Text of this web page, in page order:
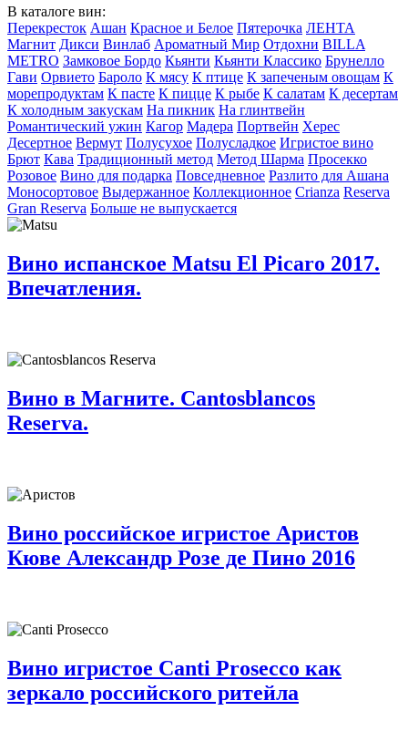
В каталоге вин:
Перекресток Ашан Красное и Белое Пятерочка ЛЕНТА
Магнит Дикси Винлаб Ароматный Мир Отдохни BILLA
METRO Замковое Бордо Кьянти Кьянти Классико Брунелло
Гави Орвието Бароло К мясу К птице К запеченым овощам К
морепродуктам К пасте К пицце К рыбе К салатам К десертам
К холодным закускам На пикник На глинтвейн
Романтический ужин Кагор Мадера Портвейн Херес
Десертное Вермут Полусухое Полусладкое Игристое вино
Брют Кава Традиционный метод Метод Шарма Просекко
Розовое Вино для подарка Повседневное Разлито для Ашана
Моносортовое Выдержанное Коллекционное Crianza Reserva
Gran Reserva Больше не выпускается
Вино испанское Matsu El Picaro 2017.
Впечатления.
Вино в Магните. Cantosblancos
Reserva.
Вино российское игристое Аристов
Кюве Александр Розе де Пино 2016
Вино игристое Canti Prosecco как
зеркало российского ритейла